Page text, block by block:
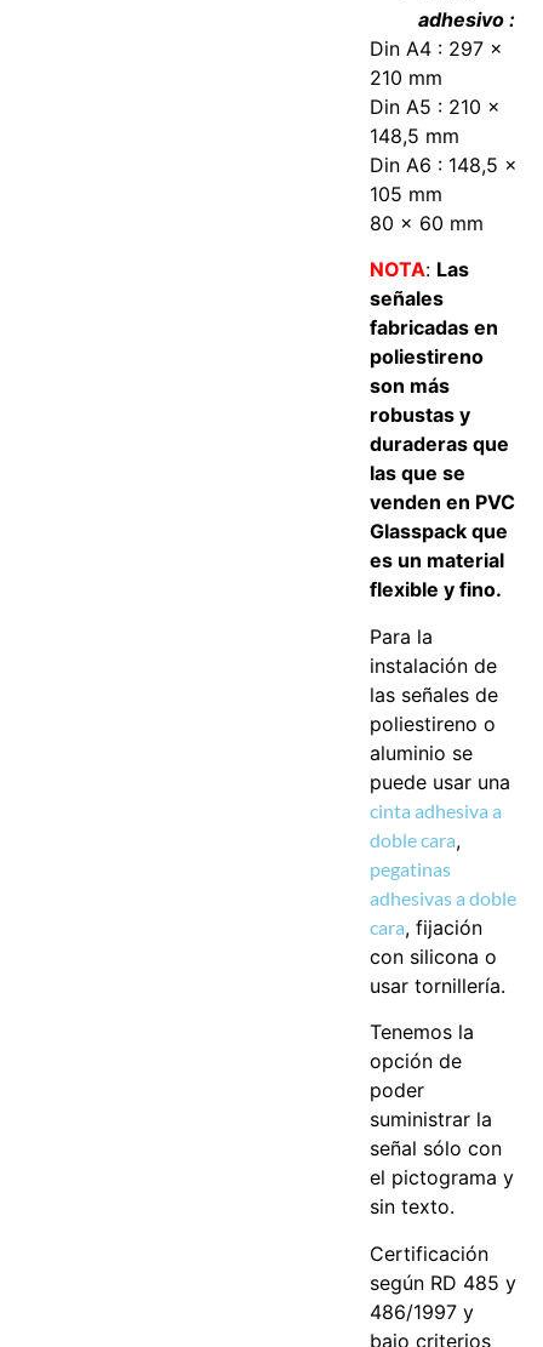
adhesivo :
Din A4 : 297 x
210 mm
Din A5 : 210 x
148,5 mm
Din A6 : 148,5 x
105 mm
80 x 60 mm
NOTA: Las
señales
fabricadas en
poliestireno
son más
robustas y
duraderas que
las que se
venden en PVC
Glasspack que
es un material
flexible y fino.
Para la
instalación de
las señales de
poliestireno o
aluminio se
puede usar una
cinta adhesiva a
doble cara,
pegatinas
adhesivas a doble
cara, fijación
con silicona o
usar tornillería.
Tenemos la
opción de
poder
suministrar la
señal sólo con
el pictograma y
sin texto.
Certificación
según RD 485 y
486/1997 y
bajo criterios